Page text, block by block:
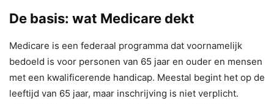
De basis: wat Medicare dekt
Medicare is een federaal programma dat voornamelijk
bedoeld is voor personen van 65 jaar en ouder en mensen
met een kwalificerende handicap. Meestal begint het op de
leeftijd van 65 jaar, maar inschrijving is niet verplicht.